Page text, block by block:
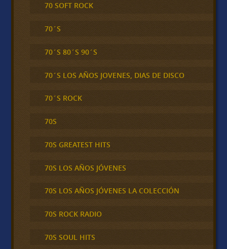
70 SOFT ROCK
70´S
70´S 80´S 90´S
70´S LOS AÑOS JOVENES, DIAS DE DISCO
70´S ROCK
70S
70S GREATEST HITS
70S LOS AÑOS JÓVENES
70S LOS AÑOS JÓVENES LA COLECCIÓN
70S ROCK RADIO
70S SOUL HITS